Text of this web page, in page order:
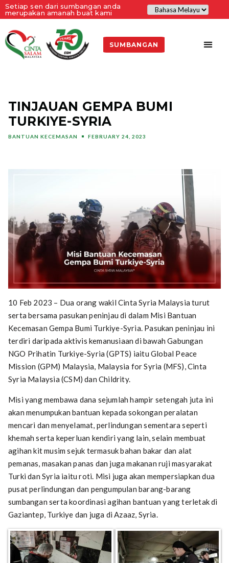
Setiap sen dari sumbangan anda
merupakan amanah buat kami
SUMBANGAN
TINJAUAN GEMPA BUMI
TURKIYE-SYRIA
BANTUAN KECEMASAN FEBRUARY 24, 2023
10 Feb 2023 – Dua orang wakil Cinta Syria Malaysia turut
serta bersama pasukan peninjau di dalam Misi Bantuan
Kecemasan Gempa Bumi Turkiye-Syria. Pasukan peninjau ini
terdiri daripada aktivis kemanusiaan di bawah Gabungan
NGO Prihatin Turkiye-Syria (GPTS) iaitu Global Peace
Mission (GPM) Malaysia, Malaysia for Syria (MFS), Cinta
Syria Malaysia (CSM) dan Childrity.
Misi yang membawa dana sejumlah hampir setengah juta ini
akan menumpukan bantuan kepada sokongan peralatan
mencari dan menyelamat, perlindungan sementara seperti
khemah serta keperluan kendiri yang lain, selain membuat
agihan kit musim sejuk termasuk bahan bakar dan alat
pemanas, masakan panas dan juga makanan ruji masyarakat
Turki dan Syria iaitu roti. Misi juga akan mempersiapkan dua
pusat perlindungan dan pengumpulan barang-barang
sumbangan serta koordinasi agihan bantuan yang terletak di
Gaziantep, Turkiye dan juga di Azaaz, Syria.